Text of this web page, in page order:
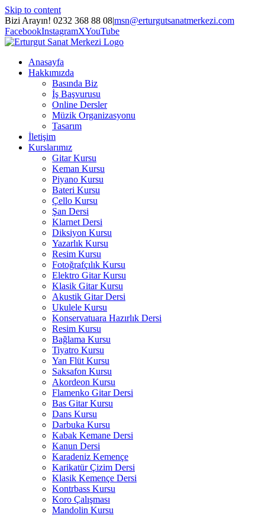
Skip to content
Bizi Arayın! 0232 368 88 08|msn@erturgutsanatmerkezi.com
FacebookInstagramXYouTube
Anasayfa
Hakkımızda
Basında Biz
İş Başvurusu
Online Dersler
Müzik Organizasyonu
Tasarım
İletişim
Kurslarımız
Gitar Kursu
Keman Kursu
Piyano Kursu
Bateri Kursu
Çello Kursu
Şan Dersi
Klarnet Dersi
Diksiyon Kursu
Yazarlık Kursu
Resim Kursu
Fotoğrafçılık Kursu
Elektro Gitar Kursu
Klasik Gitar Kursu
Akustik Gitar Dersi
Ukulele Kursu
Konservatuara Hazırlık Dersi
Resim Kursu
Bağlama Kursu
Tiyatro Kursu
Yan Flüt Kursu
Saksafon Kursu
Akordeon Kursu
Flamenko Gitar Dersi
Bas Gitar Kursu
Dans Kursu
Darbuka Kursu
Kabak Kemane Dersi
Kanun Dersi
Karadeniz Kemençe
Karikatür Çizim Dersi
Klasik Kemençe Dersi
Kontrbass Kursu
Koro Çalışması
Mandolin Kursu